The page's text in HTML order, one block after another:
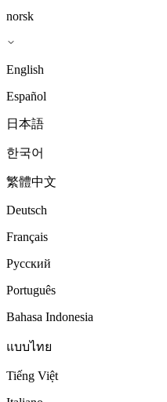
norsk
English
Español
日本語
한국어
繁體中文
Deutsch
Français
Русский
Português
Bahasa Indonesia
แบบไทย
Tiếng Việt